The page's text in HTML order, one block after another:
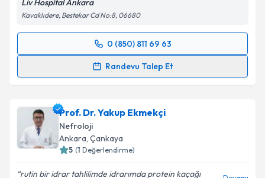
Liv Hospital Ankara
Kavaklıdere, Bestekar Cd No:8, 06680
0 (850) 811 69 63
Randevu Talep Et
Randevu Takvimi Talebi
takvim hazırlandığında e-posta ile bilgilendireceğiz.
E-posta Adresiniz
Prof. Dr. Yakup Ekmekçi
Nefroloji
Ankara, Çankaya
5 (1 Değerlendirme)
rutin bir idrar tahlilimde idrarımda protein kaçağı